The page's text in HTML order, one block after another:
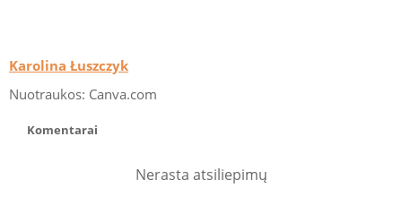
Karolina Łuszczyk
Nuotraukos: Canva.com
Komentarai
Nerasta atsiliepimų